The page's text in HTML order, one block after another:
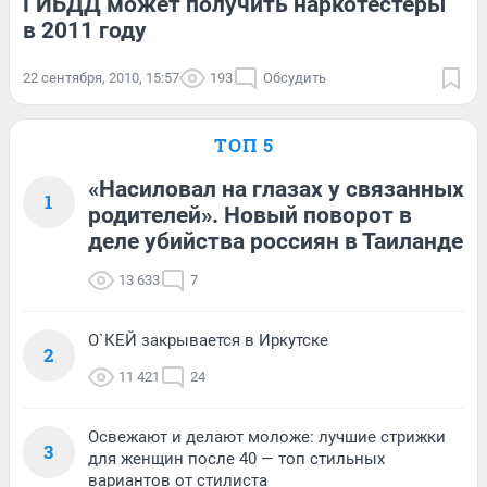
в 2011 году
22 сентября, 2010, 15:57 193 Обсудить
ТОП 5
1
«Насиловал на глазах у связанных
родителей». Новый поворот в
деле убийства россиян в Таиланде
13 633 7
2
О`КЕЙ закрывается в Иркутске
11 421 24
3
Освежают и делают моложе: лучшие стрижки
для женщин после 40 — топ стильных
вариантов от стилиста